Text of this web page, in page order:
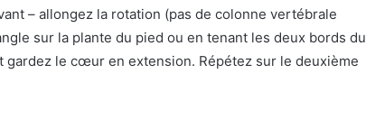
– allongez la rotation (pas de colonne vertébrale
sur la plante du pied ou en tenant les deux bords du
le cœur en extension. Répétez sur le deuxième